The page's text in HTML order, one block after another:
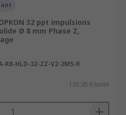
32 ppt impulsions
Ø 8 mm Phase Z,
R8-HLD-32-ZZ-V2-2M5-R
135,95 €/unité